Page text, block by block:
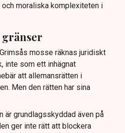
moraliska komplexiteten i
gränser
mosse räknas juridiskt
inte som ett inhägnat
att allemansrätten i
Men den rätten har sina
är grundlagsskyddad även på
ger inte rätt att blockera